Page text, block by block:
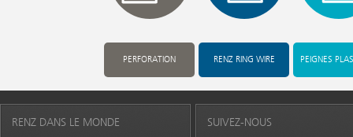
PERFORATION RENZ RING WIRE PEIGNES
RENZ DANS LE MONDE SUIVEZ-NOUS